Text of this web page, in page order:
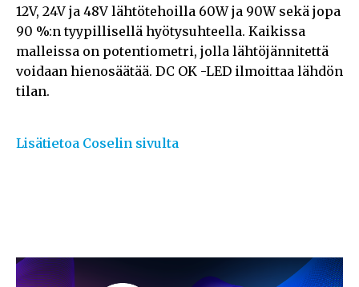
12V, 24V ja 48V lähtötehoilla 60W ja 90W sekä jopa
90 %:n tyypillisellä hyötysuhteella. Kaikissa
malleissa on potentiometri, jolla lähtöjännitettä
voidaan hienosäätää. DC OK -LED ilmoittaa lähdön
tilan.
Lisätietoa Coselin sivulta